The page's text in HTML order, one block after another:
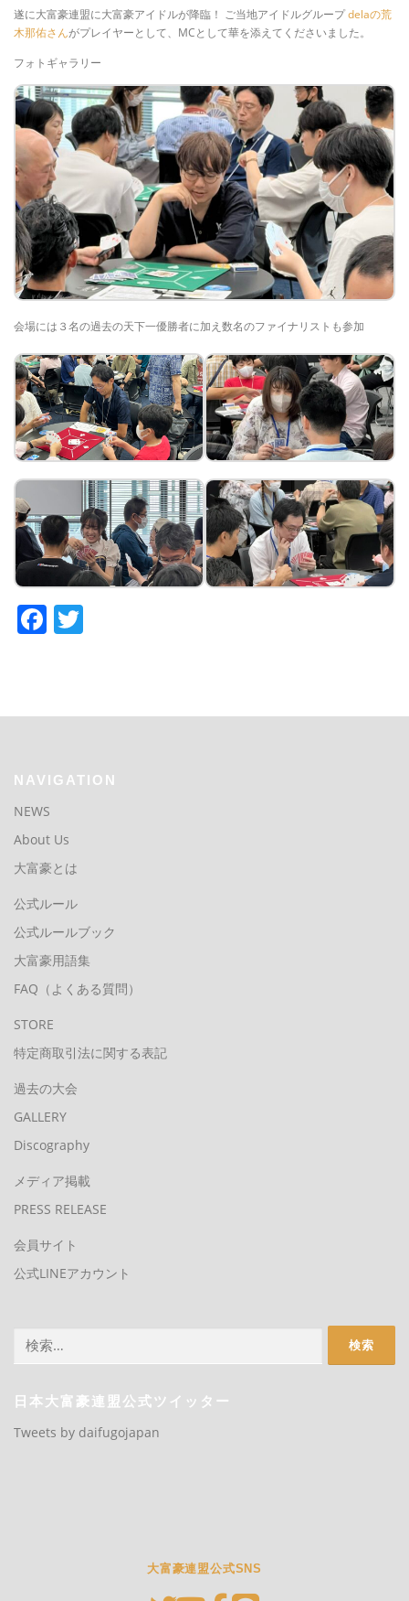
遂に大富豪連盟に大富豪アイドルが降臨！ ご当地アイドルグループdelaの荒
木那佑さんがプレイヤーとして、MCとして華を添えてくださいました。
フォトギャラリー
会場には３名の過去の天下一優勝者に加え数名のファイナリストも参加
Facebook
NAVIGATION
NEWS
About Us
大富豪とは
公式ルール
公式ルールブック
大富豪用語集
FAQ（よくある質問）
STORE
特定商取引法に関する表記
過去の大会
GALLERY
Discography
メディア掲載
PRESS RELEASE
会員サイト
公式LINEアカウント
索:
日本大富豪連盟公式ツイッター
Tweets by daifugojapan
大富豪連盟公式SNS